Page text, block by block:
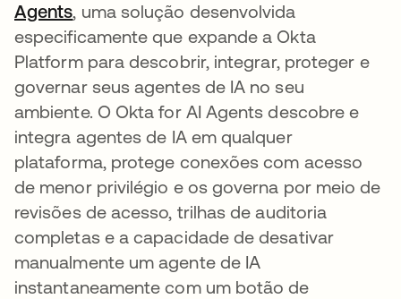
Agents, uma solução desenvolvida
especificamente que expande a Okta
Platform para descobrir, integrar, proteger e
governar seus agentes de IA no seu
ambiente. O Okta for AI Agents descobre e
integra agentes de IA em qualquer
plataforma, protege conexões com acesso
de menor privilégio e os governa por meio de
revisões de acesso, trilhas de auditoria
completas e a capacidade de desativar
manualmente um agente de IA
instantaneamente com um botão de